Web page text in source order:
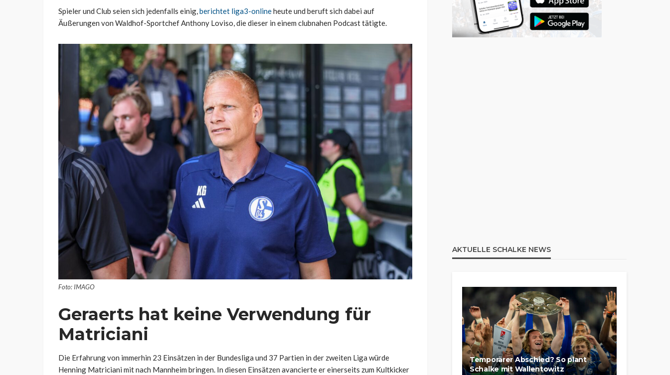
Spieler und Club seien sich jedenfalls einig,berichtet liga3-onlineheute und beruft sich dabei auf
Äußerungen von Waldhof-Sportchef Anthony Loviso, die dieser in einem clubnahen Podcast tätigte.
Foto: IMAGO
Geraerts hat keine Verwendung für
Matriciani
Die Erfahrung von immerhin 23 Einsätzen in der Bundesliga und 37 Partien in der zweiten Liga würde
Henning Matriciani mit nach Mannheim bringen. In diesen Einsätzen avancierte er einerseits zum Kultkicker
AKTUELLE SCHALKE NEWS
Temporärer Abschied? So plant
Schalke mit Wallentowitz